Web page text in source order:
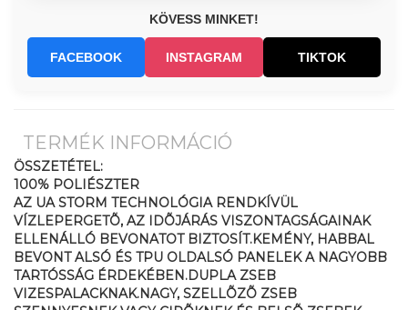
KÖVESS MINKET!
FACEBOOK INSTAGRAM TIKTOK
TERMÉK INFORMÁCIÓ
ÖSSZETÉTEL:
100% POLIÉSZTER
AZ UA STORM TECHNOLÓGIA RENDKÍVÜL
VÍZLEPERGETÕ, AZ IDÕJÁRÁS VISZONTAGSÁGAINAK
ELLENÁLLÓ BEVONATOT BIZTOSÍT.KEMÉNY, HABBAL
BEVONT ALSÓ ÉS TPU OLDALSÓ PANELEK A NAGYOBB
TARTÓSSÁG ÉRDEKÉBEN.DUPLA ZSEB
VIZESPALACKNAK.NAGY, SZELLÕZÕ ZSEB